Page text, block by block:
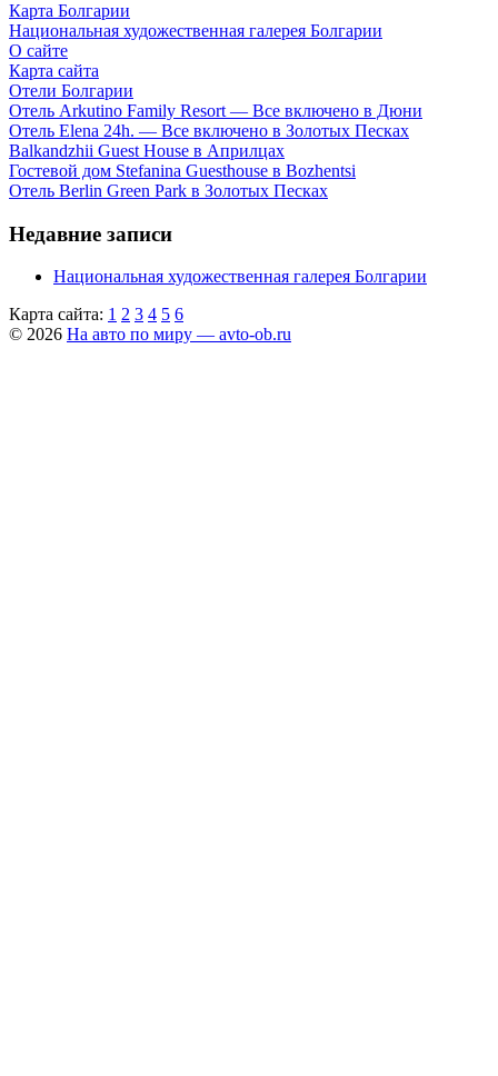
Карта Болгарии
Национальная художественная галерея Болгарии
О сайте
Карта сайта
Отели Болгарии
Отель Arkutino Family Resort — Все включено в Дюни
Отель Elena 24h. — Все включено в Золотых Песках
Balkandzhii Guest House в Априлцах
Гостевой дом Stefanina Guesthouse в Bozhentsi
Отель Berlin Green Park в Золотых Песках
Недавние записи
Национальная художественная галерея Болгарии
Карта сайта: 1 2 3 4 5 6
© 2026 На авто по миру — avto-ob.ru